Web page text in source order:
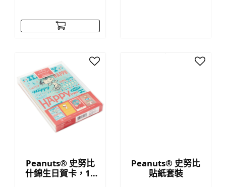
Peanuts® 史努比
什錦生日賀卡，12
Peanuts® 史努比
貼紙套裝